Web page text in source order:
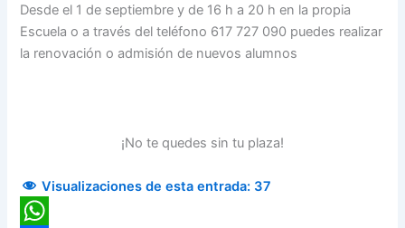
Desde el 1 de septiembre y de 16 h a 20 h en la propia
Escuela o a través del teléfono 617 727 090 puedes realizar
la renovación o admisión de nuevos alumnos
¡No te quedes sin tu plaza!
Visualizaciones de esta entrada: 37